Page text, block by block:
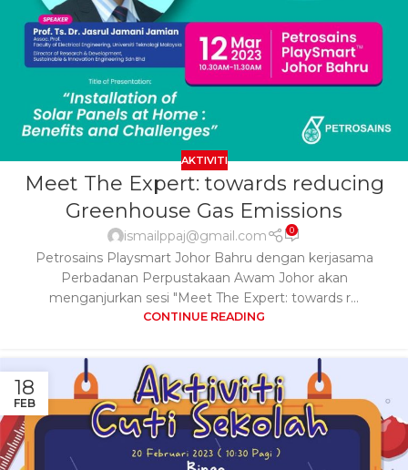
AKTIVITI
Meet The Expert: towards reducing
Greenhouse Gas Emissions
ismailppaj@gmail.com 0
Petrosains Playsmart Johor Bahru dengan kerjasama
Perbadanan Perpustakaan Awam Johor akan
menganjurkan sesi "Meet The Expert: towards r...
CONTINUE READING
18
FEB